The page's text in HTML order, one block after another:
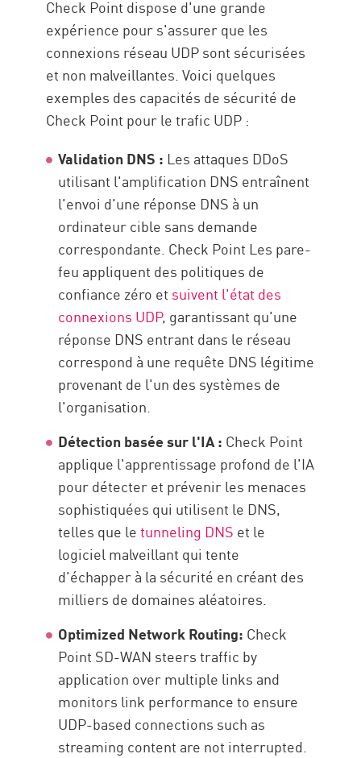
Check Point dispose d'une grande
expérience pour s'assurer que les
connexions réseau UDP sont sécurisées
et non malveillantes. Voici quelques
exemples des capacités de sécurité de
Check Point pour le trafic UDP :
Validation DNS : Les attaques DDoS
utilisant l'amplification DNS entraînent
l'envoi d'une réponse DNS à un
ordinateur cible sans demande
correspondante. Check Point Les pare-
feu appliquent des politiques de
confiance zéro et suivent l'état des
connexions UDP, garantissant qu'une
réponse DNS entrant dans le réseau
correspond à une requête DNS légitime
provenant de l'un des systèmes de
l'organisation.
Détection basée sur l'IA : Check Point
applique l'apprentissage profond de l'IA
pour détecter et prévenir les menaces
sophistiquées qui utilisent le DNS,
telles que letunneling DNS et le
logiciel malveillant qui tente
d'échapper à la sécurité en créant des
milliers de domaines aléatoires.
Optimized Network Routing: Check
Point SD-WAN steers traffic by
application over multiple links and
monitors link performance to ensure
UDP-based connections such as
streaming content are not interrupted.